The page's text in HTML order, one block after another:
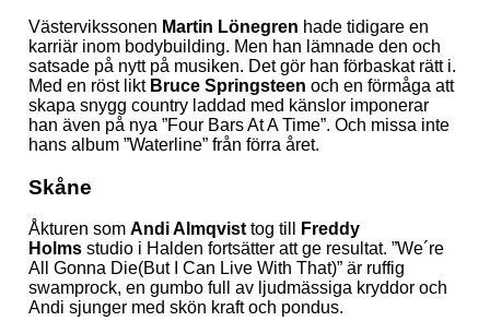
Västervikssonen Martin Lönegren hade tidigare en
karriär inom bodybuilding. Men han lämnade den och
satsade på nytt på musiken. Det gör han förbaskat rätt i.
Med en röst likt Bruce Springsteen och en förmåga att
skapa snygg country laddad med känslor imponerar
han även på nya ”Four Bars At A Time”. Och missa inte
hans album ”Waterline” från förra året.
Skåne
Åkturen som Andi Almqvisttog till
Freddy
Holmsstudio i Halden fortsätter att ge resultat. ”We´re
All Gonna Die(But I Can Live With That)” är ruffig
swamprock, en gumbo full av ljudmässiga kryddor och
Andi sjunger med skön kraft och pondus.